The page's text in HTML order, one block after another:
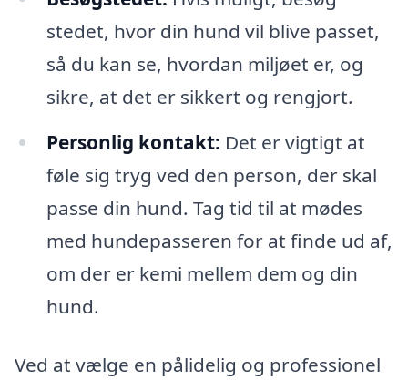
stedet, hvor din hund vil blive passet,
så du kan se, hvordan miljøet er, og
sikre, at det er sikkert og rengjort.
Personlig kontakt: Det er vigtigt at
føle sig tryg ved den person, der skal
passe din hund. Tag tid til at mødes
med hundepasseren for at finde ud af,
om der er kemi mellem dem og din
hund.
Ved at vælge en pålidelig og professionel